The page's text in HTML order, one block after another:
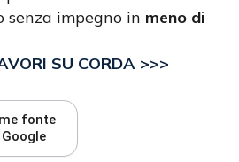
impegno in meno di
SU CORDA >>>
fonte